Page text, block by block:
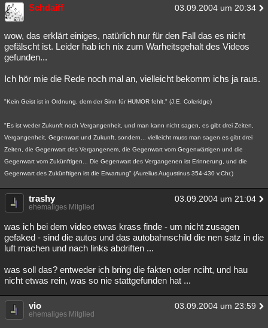
Schdaiff 03.09.2004 um 20:34
wow, das erklärt einiges, natürlich nur für den Fall das es nicht
gefälscht ist. Leider hab ich nix zum Warheitsgehalt des Videos
gefunden...
Ich hör mie die Rede noch mal an, vielleicht bekomm ichs ja raus.
"Kein Geist ist in Ordnung, dem der Sinn für HUMOR fehlt." (J.E. Coleridge)
"Es ist weder Zukunft noch Vergangenheit, und man kann nicht sagen, es gibt drei Zeiten,
Vergangenheit, Gegenwart und Zukunft, sondern... vielleicht muss man sagen es gibt drei
Zeiten, die Gegenwart des Vergangenem, die Gegenwart vom Gegenwärtigen und die
Gegenwart vom Zukünftigen... Die Gegenwart des Vergangenen ist Erinnerung, und die
Gegenwart des Zukünftigen ist die Erwartung" (Aurelius Augustinus 354-430 v.Chr.)
trashy 03.09.2004 um 21:04
ehemaliges Mitglied
was ich bei dem video etwas krass finde - um nicht zusagen
gefaked - sind die autos und das autobahnschild die nen satz in die
luft machen und nach links abdriften ...
was soll das? entweder ich bring die fakten oder nciht, und hau
nicht etwas rein, was so nie stattgefunden hat ...
vio 03.09.2004 um 23:59
ehemaliges Mitglied